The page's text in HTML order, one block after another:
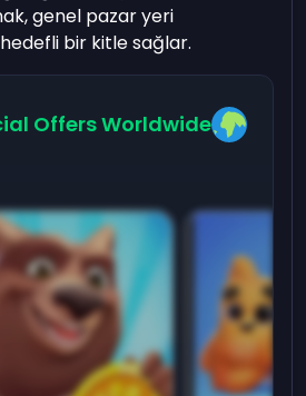
genel pazar yeri
bir kitle sağlar.
Offers Worldwide